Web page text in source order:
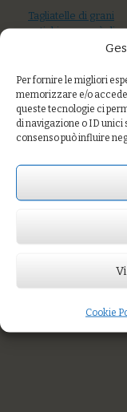
Per fornire le migliori
memorizzare e/o
queste tecnologie ci
di navigazione o ID unici
consenso può influire
Cookie
AGGIUNGI AL
You might also like
Lasagne cavolo
Avena al ragù di
Tagliatelle di grani
antichi con ragù di
Farro con gamberi
nostrani, zucchine
e santoreggia
Pasta & fagioli